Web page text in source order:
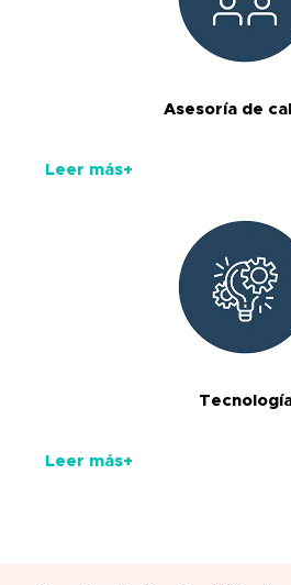
Asesoría de
Leer más+
Leer más+